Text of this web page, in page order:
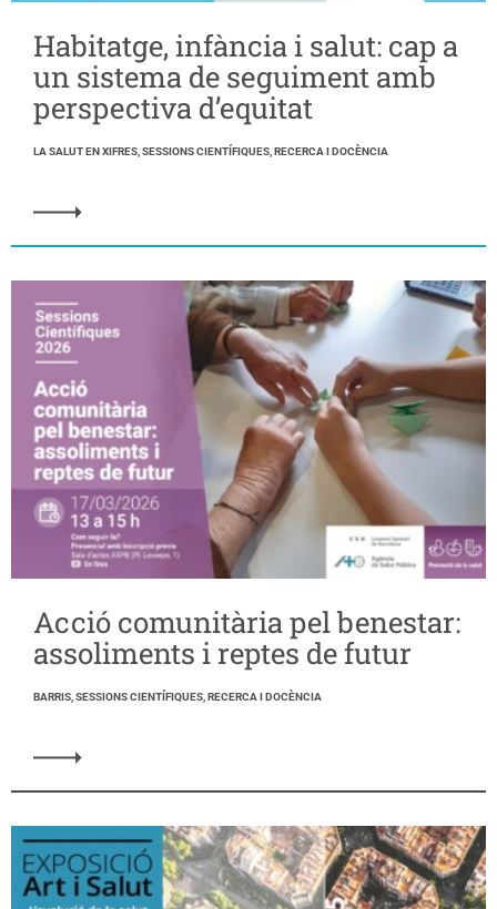
Habitatge, infància i salut: cap a
un sistema de seguiment amb
perspectiva d’equitat
LA SALUT EN XIFRES, SESSIONS CIENTÍFIQUES, RECERCA I DOCÈNCIA
Acció comunitària pel benestar:
assoliments i reptes de futur
BARRIS, SESSIONS CIENTÍFIQUES, RECERCA I DOCÈNCIA